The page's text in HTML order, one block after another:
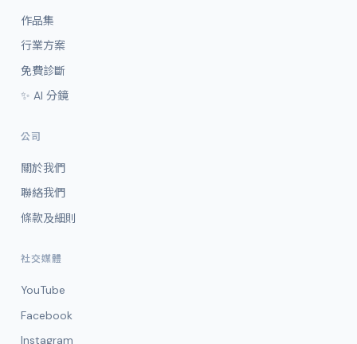
作品集
行業方案
免費診斷
✨ AI 分鏡
公司
關於我們
聯絡我們
條款及細則
社交媒體
YouTube
Facebook
Instagram